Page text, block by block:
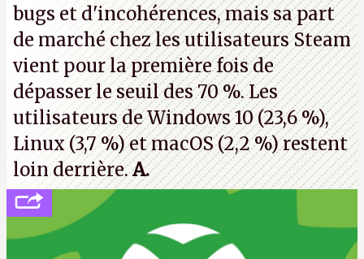
bugs et d'incohérences, mais sa part
de marché chez les utilisateurs Steam
vient pour la première fois de
dépasser le seuil des 70 %. Les
utilisateurs de Windows 10 (23,6 %),
Linux (3,7 %) et macOS (2,2 %) restent
loin derrière.A.